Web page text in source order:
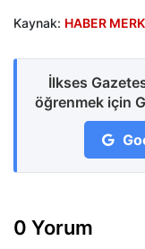
Kaynak: HABER
İlkses
öğrenmek için
0 Yorum